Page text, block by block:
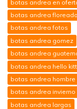
botas andrea en
botas andrea
botas andrea fotos
botas andrea gomez
botas andrea
botas andrea hello
botas andrea hombre
botas andrea invierno
botas andrea largas